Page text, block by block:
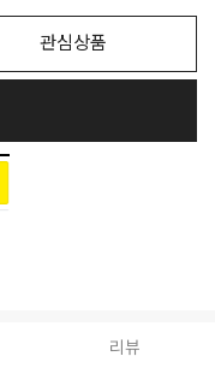
관심상품
리뷰